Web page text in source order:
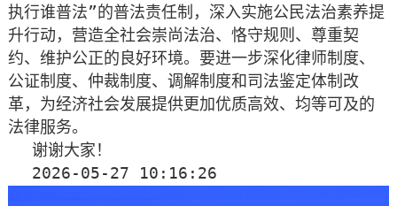
执行谁普法”的普法责任制，深入实施公民法治素养提
升行动，营造全社会崇尚法治、恪守规则、尊重契
约、维护公正的良好环境。要进一步深化律师制度、
公证制度、仲裁制度、调解制度和司法鉴定体制改
革，为经济社会发展提供更加优质高效、均等可及的
法律服务。
谢谢大家！
2026-05-27 10:16:26